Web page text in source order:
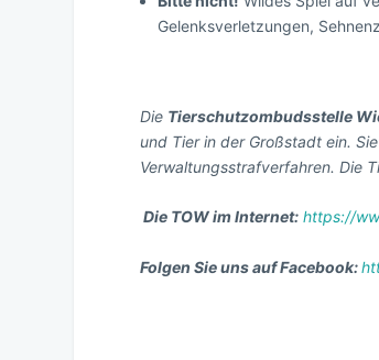
Gelenksverletzungen,
Die Tierschutzombudsstelle
und Tier in der Großstadt ein.
Verwaltungsstrafverfahren. Die
Die TOW im Internet: https://
Folgen Sie uns auf Facebook: